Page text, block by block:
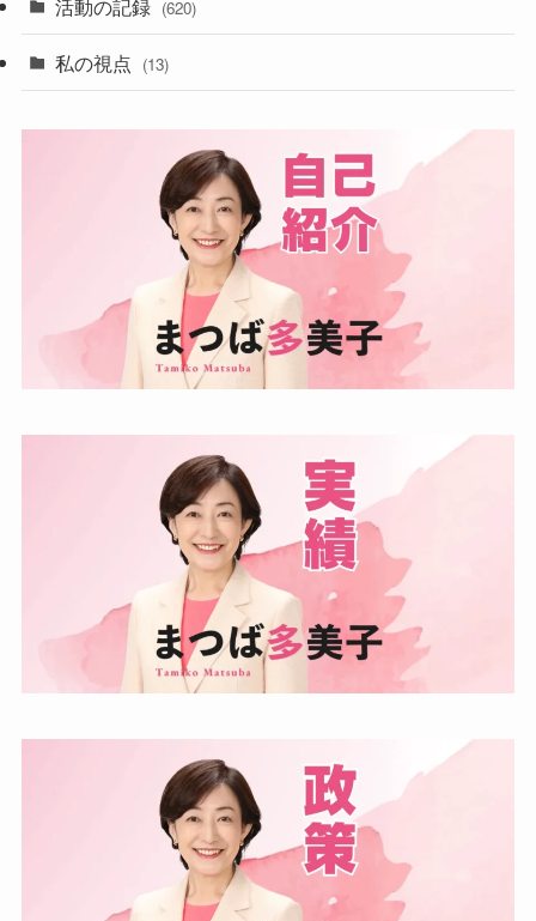
活動の記録 (620)
私の視点 (13)